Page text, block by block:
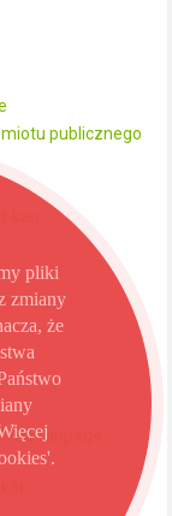
publicznego
kan
na fanpage
pliki
zmiany
że